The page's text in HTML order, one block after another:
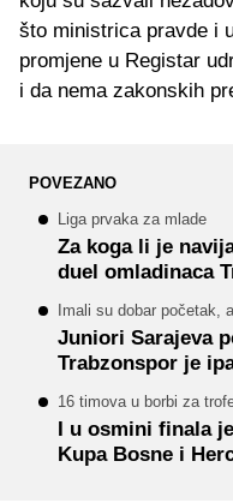
što ministrica pravde i
promjene u Registar
i da nema zakonskih
POVEZANO
Liga prvaka za mlade
Za koga li je
duel omladinaca
Imali su dobar početak,
Juniori Sarajeva
Trabzonspor je
16 timova u borbi za
I u osmini finala
Kupa Bosne i